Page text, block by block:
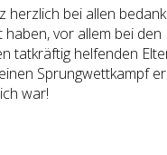
herzlich bei allen
vor allem bei den
tatkräftig helfenden
Sprungwettkampf
war!